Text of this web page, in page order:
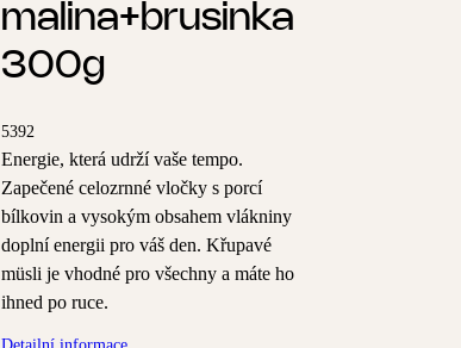
malina+brusinka
300g
5392
Energie, která udrží vaše tempo.
Zapečené celozrnné vločky s porcí
bílkovin a vysokým obsahem vlákniny
doplní energii pro váš den. Křupavé
müsli je vhodné pro všechny a máte ho
ihned po ruce.